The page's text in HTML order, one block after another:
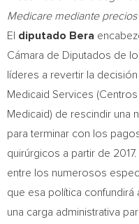
Medicare mediante
El diputado Bera
Cámara de Diputados de
líderes a revertir la
Medicaid Services
Medicaid) de rescindir una
para terminar con los
quirúrgicos a partir de
entre los numerosos
que esa política confundirá
una carga administrativa